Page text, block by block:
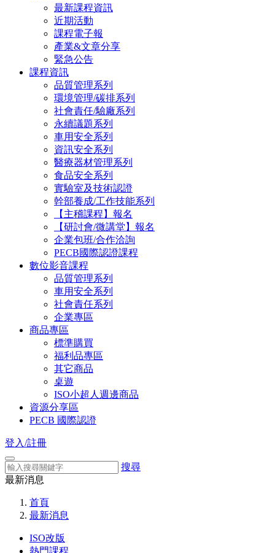
最新課程資訊
近期活動
課程電子報
產業&文章分享
緊急公告
課程資訊
品質管理系列
環境管理/碳排系列
社會責任/驗廠系列
永續議題系列
車用安全系列
資訊安全系列
醫療器材管理系列
食品安全系列
實驗室及技術認證
幹部養成/工作技能系列
【主稽課程】報名
【研討會/微講堂】報名
企業包班/合作洽詢
PECB國際認證課程
數位影音課程
品質管理系列
車用安全系列
社會責任系列
企業專區
商品專區
標準購買
福利品專區
其它商品
桌遊
ISO小超人週邊商品
資源分享區
PECB 國際認證
登入/註冊
搜尋
最新消息
首頁
最新消息
ISO改版
熱門課程